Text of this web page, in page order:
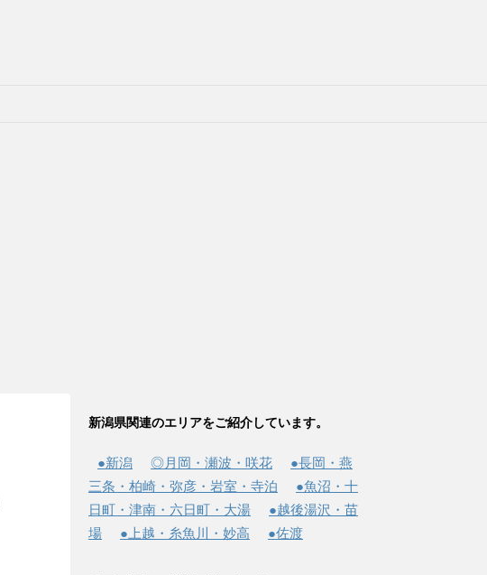
新潟県関連のエリアをご紹介しています。
●新潟 ◎月岡・瀬波・咲花
●長岡・燕
三条・柏崎・弥彦・岩室・寺泊
●魚沼・十
日町・津南・六日町・大湯
●越後湯沢・苗
場
●上越・糸魚川・妙高 ●佐渡